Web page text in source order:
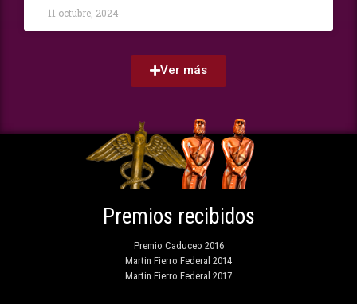
11 octubre, 2024
Ver más
Premios recibidos
Premio Caduceo 2016
Martin Fierro Federal 2014
Martin Fierro Federal 2017